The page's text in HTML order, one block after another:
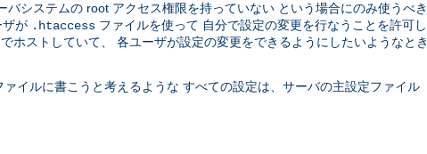
システムの root アクセス権限を持っていない という場合にのみ使うべき
ザが .htaccess ファイルを使って 自分で設定の変更を行なうことを許可し
ホストしていて、 各ユーザが設定の変更をできるようにしたいようなとき
ァイルに書こうと考えるような すべての設定は、サーバの主設定ファイル